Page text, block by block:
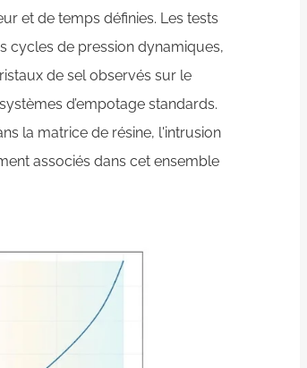
et de temps définies. Les tests
cycles de pression dynamiques,
de sel observés sur le
d’empotage standards.
la matrice de résine, l'intrusion
associés dans cet ensemble